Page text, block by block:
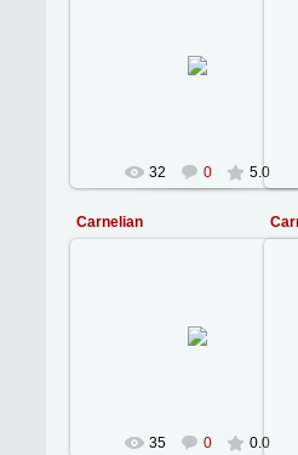
32 0 5.0
Carnelian
35 0 0.0